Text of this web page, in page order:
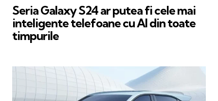
Seria Galaxy S24 ar putea fi cele mai
inteligente telefoane cu AI din toate
timpurile